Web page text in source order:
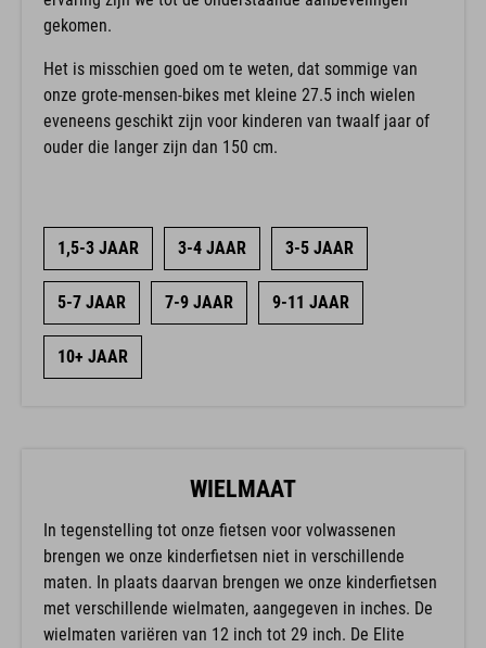
gekomen.
Het is misschien goed om te weten, dat sommige van
onze grote-mensen-bikes met kleine 27.5 inch wielen
eveneens geschikt zijn voor kinderen van twaalf jaar of
ouder die langer zijn dan 150 cm.
1,5-3 JAAR 3-4 JAAR 3-5 JAAR
5-7 JAAR 7-9 JAAR 9-11 JAAR
10+ JAAR
WIELMAAT
In tegenstelling tot onze fietsen voor volwassenen
brengen we onze kinderfietsen niet in verschillende
maten. In plaats daarvan brengen we onze kinderfietsen
met verschillende wielmaten, aangegeven in inches. De
wielmaten variëren van 12 inch tot 29 inch. De Elite